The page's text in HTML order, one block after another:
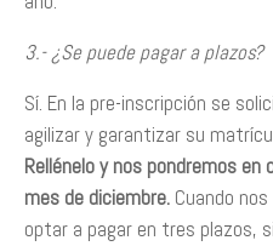
3.- ¿Se puede pagar a plazos?
Sí. En la pre-inscripción se
agilizar y garantizar su
Rellénelo y nos pondremos
mes de diciembre. Cuando
optar a pagar en tres plazos,